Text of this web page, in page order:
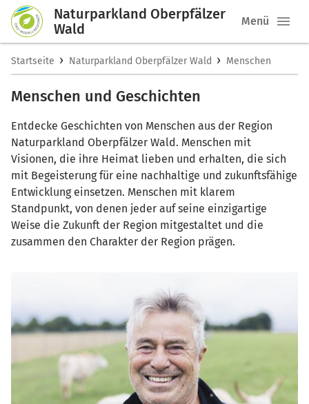
Naturparkland Oberpfälzer
Wald
Menü
Startseite › Naturparkland Oberpfälzer Wald › Menschen
Menschen und Geschichten
Entdecke Geschichten von Menschen aus der Region
Naturparkland Oberpfälzer Wald. Menschen mit
Visionen, die ihre Heimat lieben und erhalten, die sich
mit Begeisterung für eine nachhaltige und zukunftsfähige
Entwicklung einsetzen. Menschen mit klarem
Standpunkt, von denen jeder auf seine einzigartige
Weise die Zukunft der Region mitgestaltet und die
zusammen den Charakter der Region prägen.